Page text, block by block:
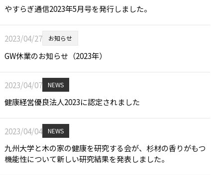
やすらぎ通信2023年5月号を発行しました。
2023/04/27 お知らせ
GW休業のお知らせ（2023年）
2023/04/07 NEWS
健康経営優良法人2023に認定されました
2023/04/04 NEWS
九州大学と木の家の健康を研究する会が、杉材の香りがもつ
機能性について新しい研究結果を発表しました。